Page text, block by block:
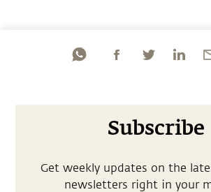
Subscribe
Get weekly updates on the
newsletters right in your